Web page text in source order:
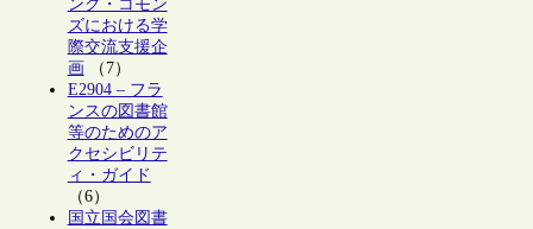
ング・コモン
ズにおける学
際交流支援企
画 （7）
E2904 – フラ
ンスの図書館
等のためのア
クセシビリテ
ィ・ガイド
（6）
国立国会図書